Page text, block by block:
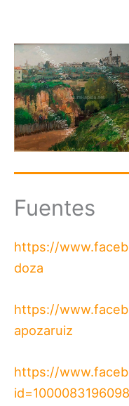
Fuentes
https://
doza
https://
apozaruiz
https://